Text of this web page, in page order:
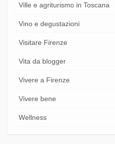
Ville e agriturismo in Toscana
Vino e degustazioni
Visitare Firenze
Vita da blogger
Vivere a Firenze
Vivere bene
Wellness